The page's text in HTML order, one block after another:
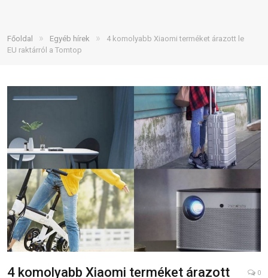
Főoldal » Egyéb hírek »
4 komolyabb Xiaomi terméket árazott le
EU raktárról a Tomtop
4 komolyabb Xiaomi terméket árazott
0